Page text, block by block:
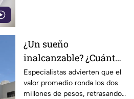
¿Un sueño
inalcanzable? ¿Cuánto
cuesta comprar una
casa en La Laguna?
Especialistas advierten que el
valor promedio ronda los dos
millones de pesos, retrasando